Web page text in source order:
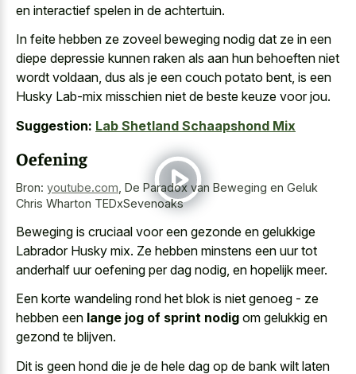
en interactief spelen in de achtertuin.
In feite hebben ze zoveel beweging nodig dat ze in een
diepe depressie kunnen raken als aan hun behoeften niet
wordt voldaan, dus als je een couch potato bent, is een
Husky Lab-mix misschien niet de beste keuze voor jou.
Suggestion: Lab Shetland Schaapshond Mix
Oefening
Bron: youtube.com De Paradox van Beweging en Geluk
Chris Wharton TEDxSevenoaks
Beweging is cruciaal voor een gezonde en gelukkige
Labrador Husky mix. Ze hebben minstens een uur tot
anderhalf uur oefening per dag nodig, en hopelijk meer.
Een korte wandeling rond het blok is niet genoeg - ze
hebben een lange jog of sprint nodig om gelukkig en
gezond te blijven.
Dit is geen hond die je de hele dag op de bank wilt laten